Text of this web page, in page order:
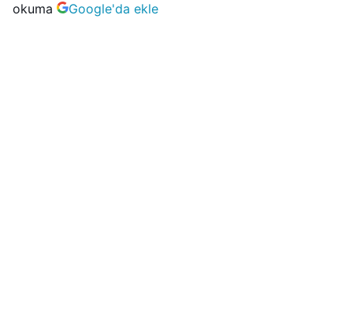
okuma
Google'da ekle